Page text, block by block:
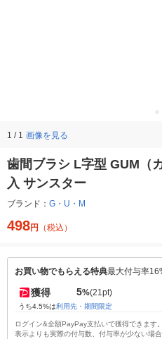
1 / 1 画像を見る
歯間ブラシ L字型 GUM（
入 サンスター
ブランド： G・U・M
498円 （税込）
お買い物でもらえる特典最大付与率
獲得 5%(21pt)
うち4.5%は利用先・期間限定
ログイン&全額PayPay支払いで獲得できます
表示よりも実際の付与数、付与率が少ない場